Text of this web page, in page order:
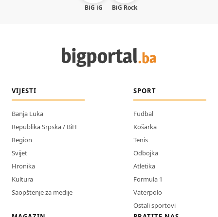
BiG iG BiG Rock
VIJESTI
Banja Luka
Republika Srpska / BiH
Region
Svijet
Hronika
Kultura
Saopštenje za medije
SPORT
Fudbal
Košarka
Tenis
Odbojka
Atletika
Formula 1
Vaterpolo
Ostali sportovi